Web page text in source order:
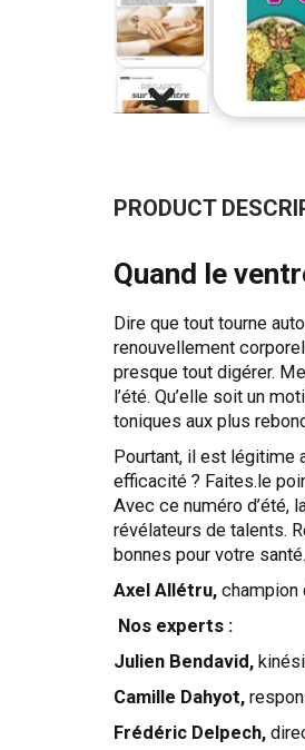
beginning
images
PRODUCT
Quand le
Dire que tout tourne
renouvellement
presque tout digérer.
l’été. Qu’elle soit un
toniques aux plus
Pourtant, il est légitime
efficacité ? Faites.le
Avec ce numéro d’été,
révélateurs de talents.
bonnes pour votre
Axel Allétru, champion
Nos experts :
Julien Bendavid,
Camille Dahyot,
Frédéric Delpech,